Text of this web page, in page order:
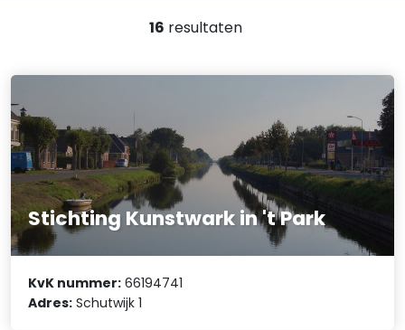
16 resultaten
Stichting Kunstwark in 't Park
KvK nummer: 66194741
Adres: Schutwijk 1